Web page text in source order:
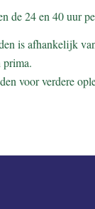
de 24 en 40 uur
is afhankelijk
prima.
voor verdere